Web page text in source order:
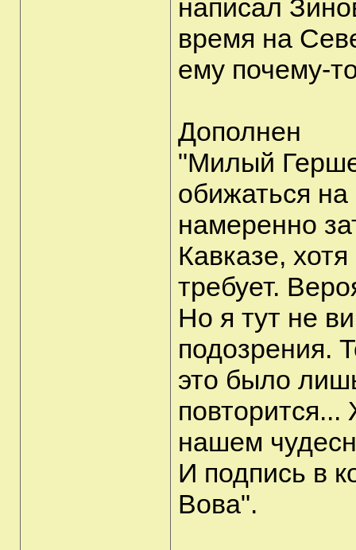
написал
время на
ему почему-
Дополнен
"Милый
обижаться
намеренно
Кавказе,
требует.
Но я тут не
подозрения.
это было
нашем
И подпись в
Вова".